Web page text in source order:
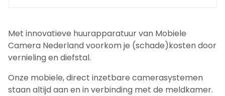
Met innovatieve huurapparatuur van Mobiele
Camera Nederland voorkom je (schade)kosten door
vernieling en diefstal.
Onze mobiele, direct inzetbare camerasystemen
staan altijd aan en in verbinding met de meldkamer.